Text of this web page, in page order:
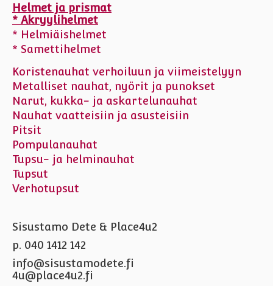
Helmet ja prismat
* Akryylihelmet
* Helmiäishelmet
* Samettihelmet
Koristenauhat verhoiluun ja viimeistelyyn
Metalliset nauhat, nyörit ja punokset
Narut, kukka- ja askartelunauhat
Nauhat vaatteisiin ja asusteisiin
Pitsit
Pompulanauhat
Tupsu- ja helminauhat
Tupsut
Verhotupsut
Sisustamo Dete & Place4u2
p. 040 1412 142
info@sisustamodete.fi
4u@place4u2.fi